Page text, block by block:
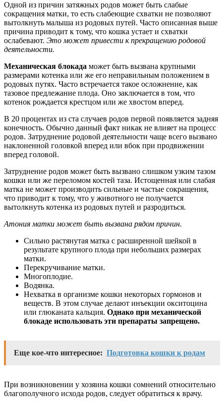
Одной из причин затяжных родов может быть слабые
сокращения матки, то есть слабеющие схватки не позволяют
вытолкнуть малыша из родовых путей. Часто описанная выше
причина приводит к тому, что кошка устает и схватки
ослабевают. Это может привести к прекращению родовой
деятельности.
Механическая блокада может быть вызвана крупными
размерами котенка или же его неправильным положением в
родовых путях. Часто встречается такое осложнение, как
тазовое предлежание плода. Оно заключается в том, что
котенок рождается крестцом или же хвостом вперед.
В 20 процентах из ста случаев родов первой появляется задняя
конечность. Обычно данный факт никак не влияет на процесс
родов. Затруднение родовой деятельности чаще всего вызвано
наклоненной головкой вперед или вбок при продвижении
вперед головой.
Затруднение родов может быть вызвано слишком узким тазом
кошки или же переломом костей таза. Истощенная или слабая
матка не может производить сильные и частые сокращения,
что приводит к тому, что у животного не получается
вытолкнуть котенка из родовых путей и разродиться.
Атония матки может быть вызвана рядом причин.
Сильно растянутая матка с расширенной шейкой в
результате крупного плода при небольших размерах
матки.
Перекручивание матки.
Многоплодие.
Водянка.
Нехватка в организме кошки некоторых гормонов и
веществ. В этом случае делают инъекции окситоцина
или глюканата кальция. Однако при механической
блокаде использовать эти препараты запрещено.
Еще кое-что интересное: Подготовка кошки к родам
При возникновении у хозяина кошки сомнений относительно
благополучного исхода родов, следует обратиться к врачу.